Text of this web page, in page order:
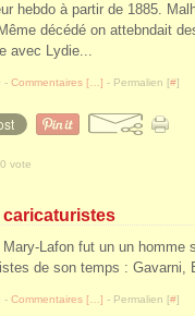
hebdo à partir de 1885.
décédé on attebndait
avec Lydie...
- Commentaires [ ] - Permalien [#]
0 vote
caricaturistes
Lafon fut un un
de son temps : Gavarni,
- Commentaires [ ] - Permalien [#]